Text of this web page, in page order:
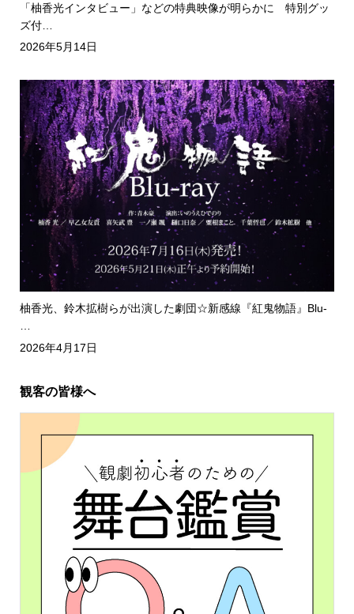
「柚香光インタビュー」などの特典映像が明らかに 特別グッ
ズ付…
2026年5月14日
柚香光、鈴木拡樹らが出演した劇団☆新感線『紅鬼物語』Blu-
2026年4月17日
観客の皆様へ